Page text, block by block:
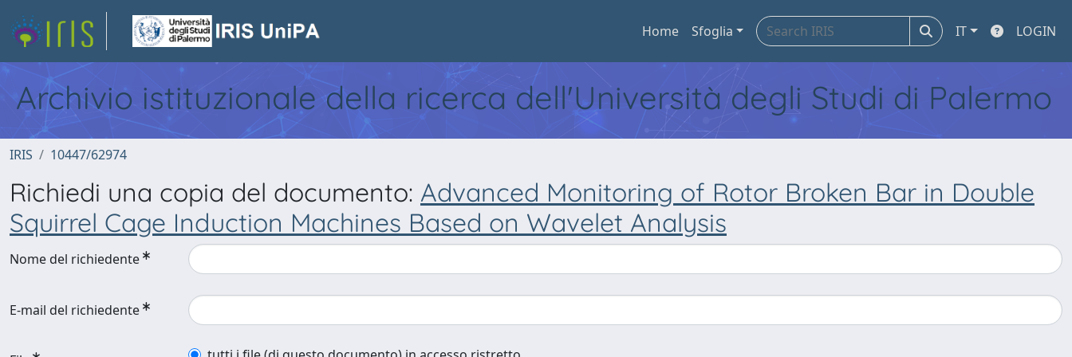
Home Sfoglia IT LOGIN
Archivio istituzionale della ricerca dell'Università degli Studi di Palermo
IRIS 10447/62974
Richiedi una copia del documento: Advanced Monitoring of Rotor Broken Bar in Double
Squirrel Cage Induction Machines Based on Wavelet Analysis
Nome del richiedente
E-mail del richiedente